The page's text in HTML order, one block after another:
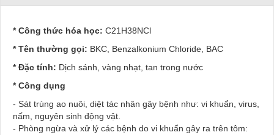
* Công thức hóa học: C21H38NCl
* Tên thường gọi: BKC, Benzalkonium Chloride, BAC
* Đặc tính: Dịch sánh, vàng nhạt, tan trong nước
* Công dụng
- Sát trùng ao nuôi, diệt tác nhân gây bệnh như: vi khuẩn, virus,
nấm, nguyên sinh động vật.
- Phòng ngừa và xử lý các bệnh do vi khuẩn gây ra trên tôm: